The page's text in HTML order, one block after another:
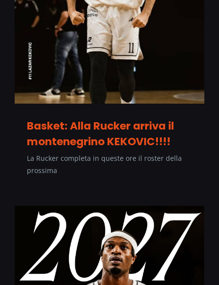
Basket: Alla Rucker arriva il
montenegrino KEKOVIC!!!!
La Rucker completa in queste ore il roster della
prossima